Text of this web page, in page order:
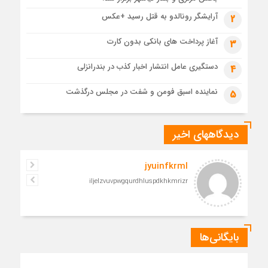
رهبرشهید
مراسم تشییع پیکر رهبر شهید در قم به پایان رسید
2 آرایشگر رونالدو به قتل رسید +عکس
3 آغاز پرداخت های بانکی بدون کارت
4 دستگیری عامل انتشار اخبار کذب در بندرانزلی
5 نماینده اسبق فومن و شفت در مجلس درگذشت
دیدگاههای اخیر
jyuinfkrml
iljelzvuvpwgqurdhluspdkhkmrizr
بایگانی‌ها